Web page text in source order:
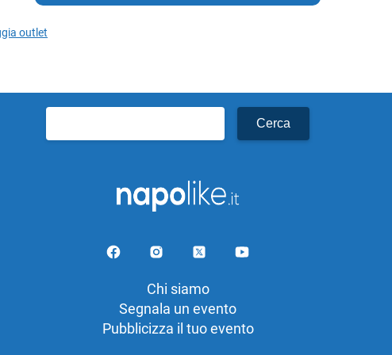
outlet
per:
Chi siamo
Segnala un evento
Pubblicizza il tuo evento